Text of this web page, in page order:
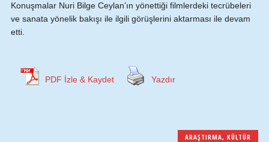
Konuşmalar Nuri Bilge Ceylan’ın yönettiği filmlerdeki tecrübeleri
ve sanata yönelik bakışı ile ilgili görüşlerini aktarması ile devam
etti.
PDF İzle & Kaydet Yazdır
ARAŞTIRMA,KÜLTÜR